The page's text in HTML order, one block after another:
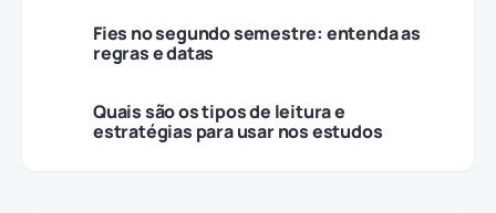
Fies no segundo semestre: entenda as
regras e datas
Quais são os tipos de leitura e
estratégias para usar nos estudos